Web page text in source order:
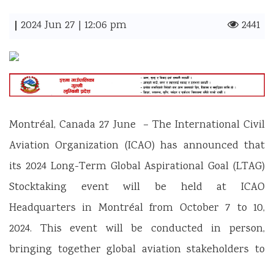
| 2024 Jun 27 | 12:06 pm 2441
Montréal, Canada 27 June – The International Civil
Aviation Organization (ICAO) has announced that
its 2024 Long-Term Global Aspirational Goal (LTAG)
Stocktaking event will be held at ICAO
Headquarters in Montréal from October 7 to 10,
2024. This event will be conducted in person,
bringing together global aviation stakeholders to